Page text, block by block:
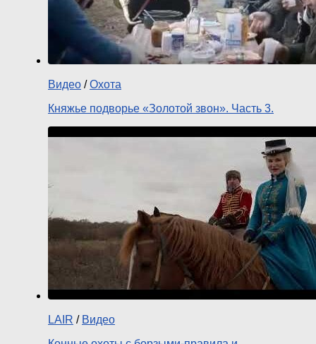
Видео /Охота
Княжье подворье «Золотой звон». Часть 3.
LAIR / Видео